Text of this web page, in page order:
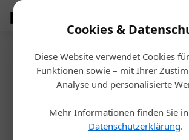
Cookies &
Diese Website verwendet Cookies
Funktionen sowie – mit Ihrer
Analyse und personalisierte
Mehr Informationen finden Sie
Datenschutzerklärung.
Startseite /Bauen
Pavillon mit
Redaktion